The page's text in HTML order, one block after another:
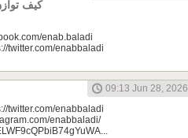
enab.baladi
twitter.com/enabbaladi
09:13 Jun 28, 2026
twitter.com/enabbaladi
enabbaladi/